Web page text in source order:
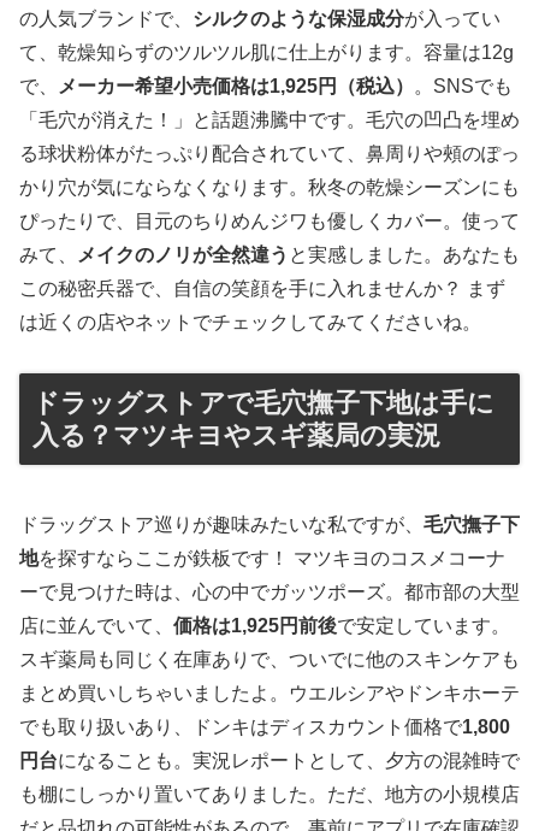
の人気ブランドで、 シルクのような保湿成分が入ってい
て、乾燥知らずのツルツル肌に仕上がります。容量は12g
で、
メーカー希望小売価格は1,925円（税込）
。SNSでも
「毛穴が消えた！」と話題沸騰中です。毛穴の凹凸を埋め
る球状粉体がたっぷり配合されていて、鼻周りや頰のぽっ
かり穴が気にならなくなります。秋冬の乾燥シーズンにも
ぴったりで、目元のちりめんジワも優しくカバー。使って
みて、
メイクのノリが全然違う と実感しました。あなたも
この秘密兵器で、自信の笑顔を手に入れませんか？ まず
は近くの店やネットでチェックしてみてくださいね。
ドラッグストアで毛穴撫子下地は手に
入る？マツキヨやスギ薬局の実況
ドラッグストア巡りが趣味みたいな私ですが、 毛穴撫子下
地を探すならここが鉄板です！ マツキヨのコスメコーナ
ーで見つけた時は、心の中でガッツポーズ。都市部の大型
店に並んでいて、 価格は1,925円前後で安定しています。
スギ薬局も同じく在庫ありで、ついでに他のスキンケアも
まとめ買いしちゃいましたよ。ウエルシアやドンキホーテ
でも取り扱いあり、ドンキはディスカウント価格で1,800
円台になることも。実況レポートとして、夕方の混雑時で
も棚にしっかり置いてありました。ただ、地方の小規模店